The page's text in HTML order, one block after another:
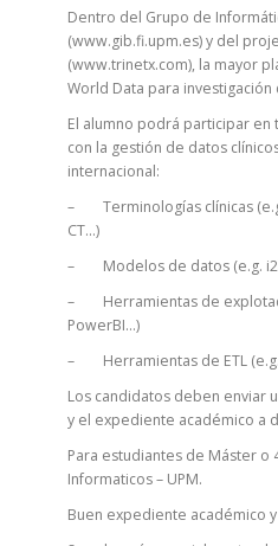
Dentro del Grupo de
(www.gib.fi.upm.es) y del
(www.trinetx.com), la mayor
World Data para investigación
El alumno podrá participar
con la gestión de datos
internacional:
– Terminologías clínicas (e.g.
CT…)
– Modelos de datos (e.g.
– Herramientas de
PowerBI…)
– Herramientas de ETL
Los candidatos deben enviar
y el expediente académico a
Para estudiantes de Máster o
Informaticos – UPM.
Buen expediente académico